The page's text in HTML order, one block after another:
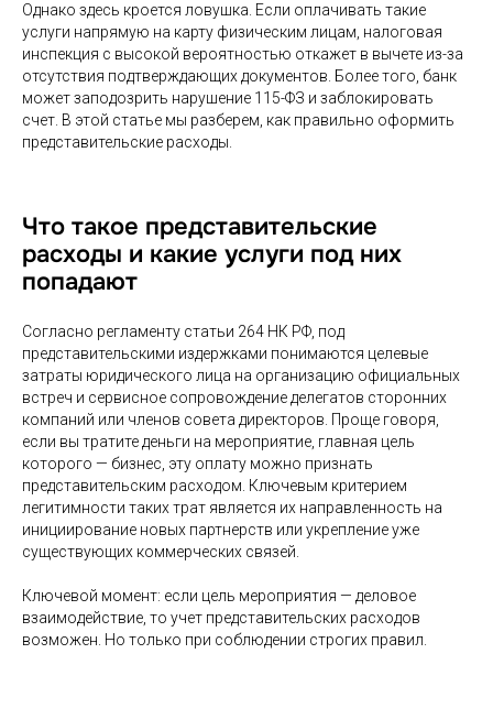
Однако здесь кроется ловушка. Если оплачивать такие
услуги напрямую на карту физическим лицам, налоговая
инспекция с высокой вероятностью откажет в вычете из-за
отсутствия подтверждающих документов. Более того, банк
может заподозрить нарушение 115-ФЗ и заблокировать
счет. В этой статье мы разберем, как правильно оформить
представительские расходы.
Что такое представительские
расходы и какие услуги под них
попадают
Согласно регламенту статьи 264 НК РФ, под
представительскими издержками понимаются целевые
затраты юридического лица на организацию официальных
встреч и сервисное сопровождение делегатов сторонних
компаний или членов совета директоров. Проще говоря,
если вы тратите деньги на мероприятие, главная цель
которого — бизнес, эту оплату можно признать
представительским расходом. Ключевым критерием
легитимности таких трат является их направленность на
инициирование новых партнерств или укрепление уже
существующих коммерческих связей.
Ключевой момент: если цель мероприятия — деловое
взаимодействие, то учет представительских расходов
возможен. Но только при соблюдении строгих правил.